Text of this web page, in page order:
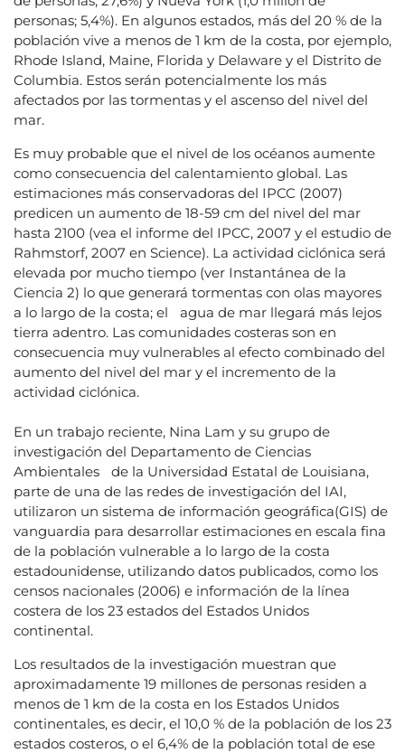
personas; 5,4%). En algunos estados, más del 20 % de la
población vive a menos de 1 km de la costa, por ejemplo,
Rhode Island, Maine, Florida y Delaware y el Distrito de
Columbia. Estos serán potencialmente los más
afectados por las tormentas y el ascenso del nivel del
mar.
Es muy probable que el nivel de los océanos aumente
como consecuencia del calentamiento global. Las
estimaciones más conservadoras del IPCC (2007)
predicen un aumento de 18-59 cm del nivel del mar
hasta 2100 (vea el informe del IPCC, 2007 y el estudio de
Rahmstorf, 2007 en Science). La actividad ciclónica será
elevada por mucho tiempo (ver Instantánea de la
Ciencia 2) lo que generará tormentas con olas mayores
a lo largo de la costa; el agua de mar llegará más lejos
tierra adentro. Las comunidades costeras son en
consecuencia muy vulnerables al efecto combinado del
aumento del nivel del mar y el incremento de la
actividad ciclónica.
En un trabajo reciente, Nina Lam y su grupo de
investigación del Departamento de Ciencias
Ambientales de la Universidad Estatal de Louisiana,
parte de una de las redes de investigación del IAI,
utilizaron un sistema de información geográfica(GIS) de
vanguardia para desarrollar estimaciones en escala fina
de la población vulnerable a lo largo de la costa
estadounidense, utilizando datos publicados, como los
censos nacionales (2006) e información de la línea
costera de los 23 estados del Estados Unidos
continental.
Los resultados de la investigación muestran que
aproximadamente 19 millones de personas residen a
menos de 1 km de la costa en los Estados Unidos
continentales, es decir, el 10,0 % de la población de los 23
estados costeros, o el 6,4% de la población total de ese